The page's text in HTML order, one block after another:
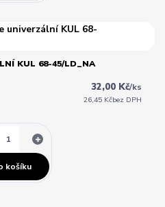
KUL 68-45/LD_NA
32,00 Kč/ks
26,45 Kčbez DPH
košíku